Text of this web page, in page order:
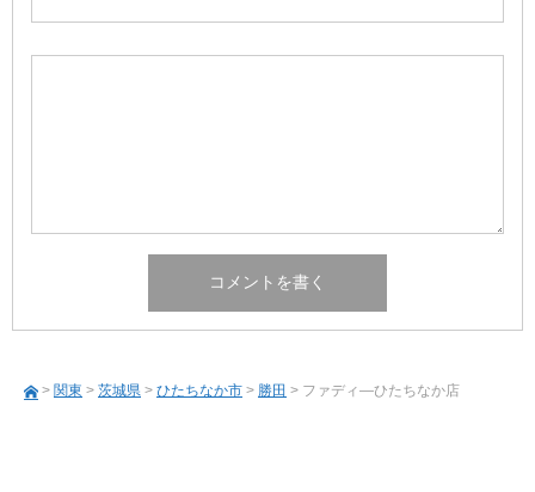
> 関東 > 茨城県 > ひたちなか市 > 勝田 > ファディ―ひたちなか店